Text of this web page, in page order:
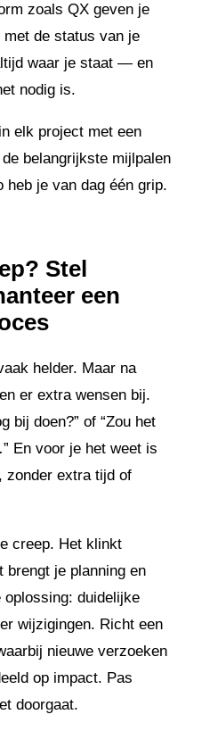
zoals QX geven je
de status van je
waar je staat — en
nodig is.
elk project met een
belangrijkste mijlpalen
heb je van dag één grip.
Stel
een
helder. Maar na
er extra wensen bij.
bij doen?” of “Zou het
En voor je het weet is
zonder extra tijd of
creep. Het klinkt
brengt je planning en
duidelijke
wijzigingen. Richt een
nieuwe verzoeken
op impact. Pas
doorgaat.